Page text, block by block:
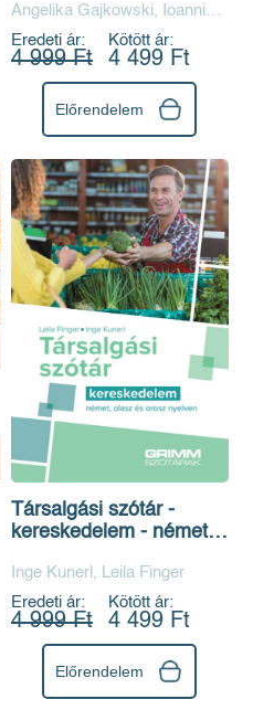
Angelika Gajkowski, Ioannis
Metaxas
Eredeti ár:
4 999 Ft
Kötött ár:
4 499 Ft
Előrendelem
Társalgási szótár -
kereskedelem - német,
Inge Kunerl, Leila Finger
Eredeti ár:
4 999 Ft
Kötött ár:
4 499 Ft
Előrendelem